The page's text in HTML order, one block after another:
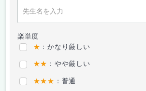
楽単度
★ ：かなり厳しい
★★ ：やや厳しい
★★★ ：普通